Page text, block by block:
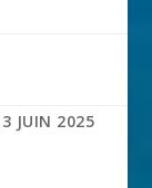
JUIN 2025